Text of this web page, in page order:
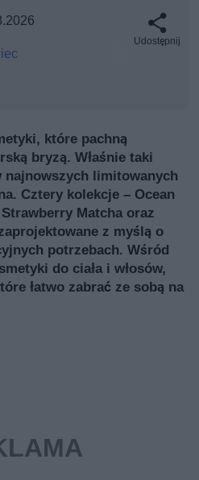
Udostępnij
które pachną
bryzą. Właśnie taki
najnowszych limitowanych
Cztery kolekcje – Ocean
Matcha oraz
z myślą o
potrzebach. Wśród
do ciała i włosów,
łatwo zabrać ze sobą na